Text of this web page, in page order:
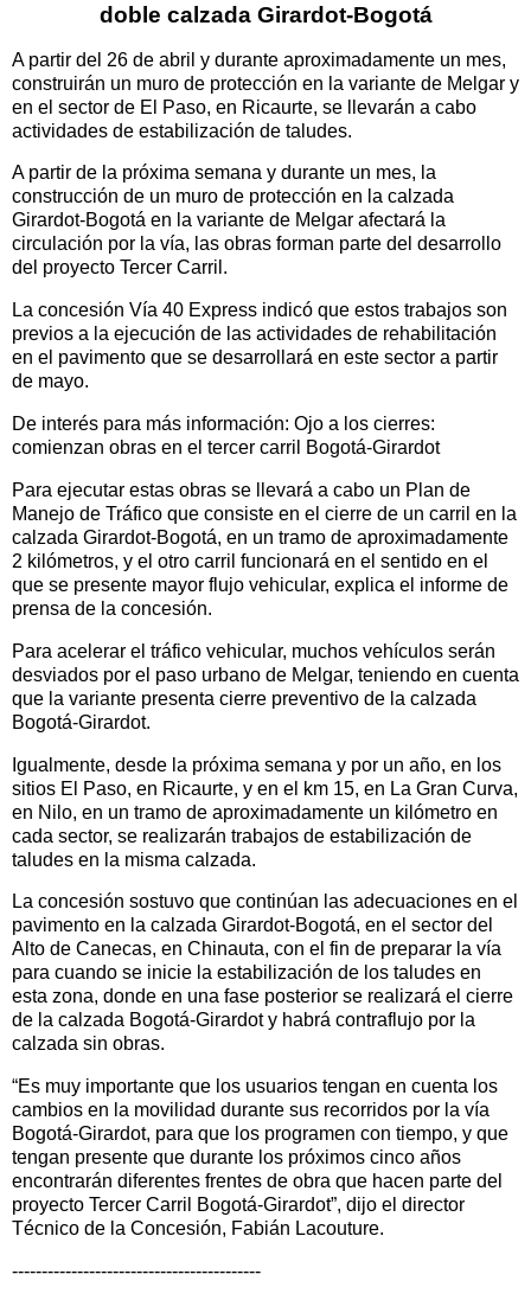
doble calzada Girardot-Bogotá
A partir del 26 de abril y durante aproximadamente un mes,
construirán un muro de protección en la variante de Melgar y
en el sector de El Paso, en Ricaurte, se llevarán a cabo
actividades de estabilización de taludes.
A partir de la próxima semana y durante un mes, la
construcción de un muro de protección en la calzada
Girardot-Bogotá en la variante de Melgar afectará la
circulación por la vía, las obras forman parte del desarrollo
del proyecto Tercer Carril.
La concesión Vía 40 Express indicó que estos trabajos son
previos a la ejecución de las actividades de rehabilitación
en el pavimento que se desarrollará en este sector a partir
de mayo.
De interés para más información: Ojo a los cierres:
comienzan obras en el tercer carril Bogotá-Girardot
Para ejecutar estas obras se llevará a cabo un Plan de
Manejo de Tráfico que consiste en el cierre de un carril en la
calzada Girardot-Bogotá, en un tramo de aproximadamente
2 kilómetros, y el otro carril funcionará en el sentido en el
que se presente mayor flujo vehicular, explica el informe de
prensa de la concesión.
Para acelerar el tráfico vehicular, muchos vehículos serán
desviados por el paso urbano de Melgar, teniendo en cuenta
que la variante presenta cierre preventivo de la calzada
Bogotá-Girardot.
Igualmente, desde la próxima semana y por un año, en los
sitios El Paso, en Ricaurte, y en el km 15, en La Gran Curva,
en Nilo, en un tramo de aproximadamente un kilómetro en
cada sector, se realizarán trabajos de estabilización de
taludes en la misma calzada.
La concesión sostuvo que continúan las adecuaciones en el
pavimento en la calzada Girardot-Bogotá, en el sector del
Alto de Canecas, en Chinauta, con el fin de preparar la vía
para cuando se inicie la estabilización de los taludes en
esta zona, donde en una fase posterior se realizará el cierre
de la calzada Bogotá-Girardot y habrá contraflujo por la
calzada sin obras.
“Es muy importante que los usuarios tengan en cuenta los
cambios en la movilidad durante sus recorridos por la vía
Bogotá-Girardot, para que los programen con tiempo, y que
tengan presente que durante los próximos cinco años
encontrarán diferentes frentes de obra que hacen parte del
proyecto Tercer Carril Bogotá-Girardot”, dijo el director
Técnico de la Concesión, Fabián Lacouture.
------------------------------------------